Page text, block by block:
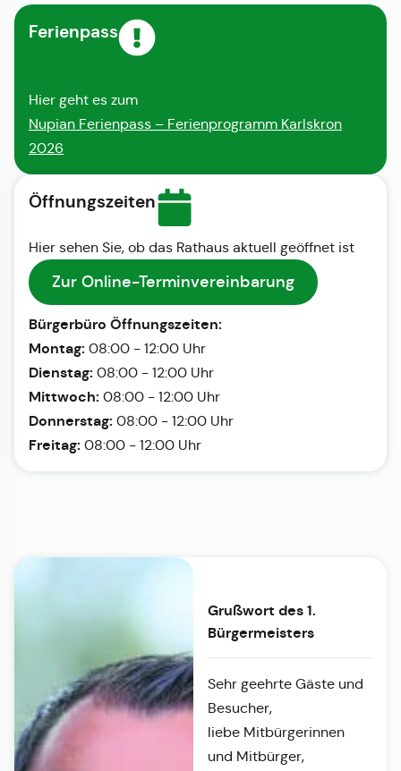
Ferienpass
Hier geht es zum
Nupian Ferienpass – Ferienprogramm Karlskron
2026
Öffnungszeiten
Hier sehen Sie, ob das Rathaus aktuell geöffnet ist
Zur Online-Terminvereinbarung
Bürgerbüro Öffnungszeiten:
Montag: 08:00 - 12:00 Uhr
Dienstag: 08:00 - 12:00 Uhr
Mittwoch: 08:00 - 12:00 Uhr
Donnerstag: 08:00 - 12:00 Uhr
Freitag: 08:00 - 12:00 Uhr
Grußwort des 1.
Bürgermeisters
Sehr geehrte Gäste und
Besucher,
liebe Mitbürgerinnen
und Mitbürger,